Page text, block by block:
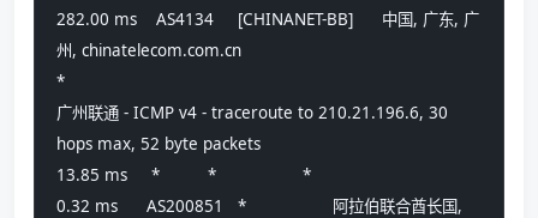
282.00 ms    AS4134     [CHINANET-BB]      中国, 广东, 广
州, chinatelecom.com.cn
*
广州联通 - ICMP v4 - traceroute to 210.21.196.6, 30
hops max, 52 byte packets
13.85 ms     *          *                  *
0.32 ms      AS200851   *                  阿拉伯联合酋长国,